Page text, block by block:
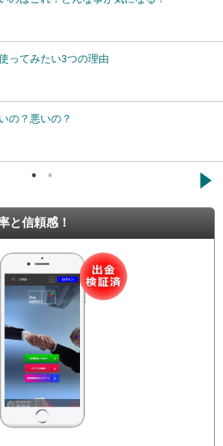
ってみたい3つの理由
の？悪いの？
→
と信頼感！